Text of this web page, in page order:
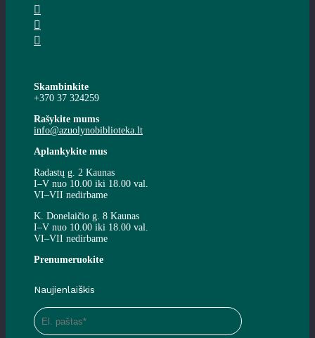
Skambinkite
+370 37 324259
Rašykite mums
info@azuolynobiblioteka.lt
Aplankykite mus
Radastų g. 2 Kaunas
I–V nuo 10.00 iki 18.00 val.
VI–VII nedirbame
K. Donelaičio g. 8 Kaunas
I–V nuo 10.00 iki 18.00 val.
VI–VII nedirbame
Prenumeruokite
Naujienlaiškis